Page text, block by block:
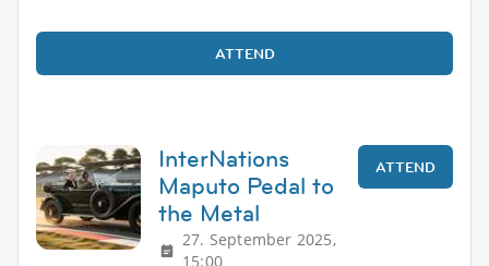
ATTEND
InterNations
Maputo Pedal to
the Metal
27. September 2025,
15:00
ATTEND